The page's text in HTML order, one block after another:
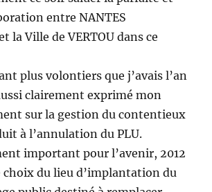
entre NANTES
la Ville de VERTOU dans ce
plus volontiers que j’avais l’an
clairement exprimé mon
sur la gestion du contentieux
à l’annulation du PLU.
important pour l’avenir, 2012
du lieu d’implantation du